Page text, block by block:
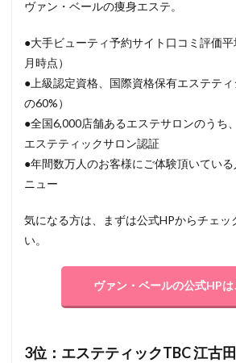
ヴァン・ベールの痩身エステ。
●大手ビューティ予約サイト口コミ評価
月時点）
●上級認定資格、国際資格保有エステテ
の60%）
●全国6,000店舗あるエステサロンのうち
エステティックサロン認証
●年間数万人のお客様にご体験頂いてい
ニュー
気になる方は、まずは公式HPからチェッ
い。
ヴァン・ベールの公式HPは
3位：エステティックTBC 江古田